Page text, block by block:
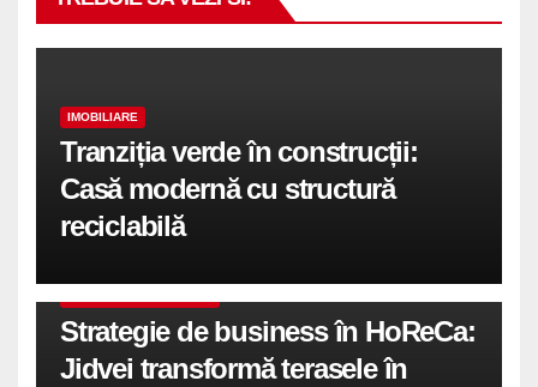
IMOBILIARE
Tranziția verde în construcții:
Casă modernă cu structură
reciclabilă
Strategie de business în HoReCa:
Jidvei transformă terasele în